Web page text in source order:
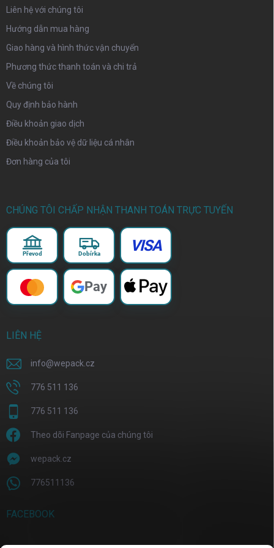
Liên hệ với chúng tôi
Hướng dẫn mua hàng
Giao hàng và hình thức vận chuyển
Phương thức thanh toán và chi trả
Về chúng tôi
Quy định bảo hành
Điều khoản giao dịch
Điều khoản bảo vệ dữ liệu cá nhân
Đơn hàng của tôi
CHÚNG TÔI CHẤP NHẬN THANH TOÁN TRỰC TUYẾN
Převod Dobírka VISA
Pay
LIÊN HỆ
info@wepack.cz
776 511 136
776 511 136
Theo dõi Fanpage của chúng tôi
wepack.cz
776511136
FACEBOOK